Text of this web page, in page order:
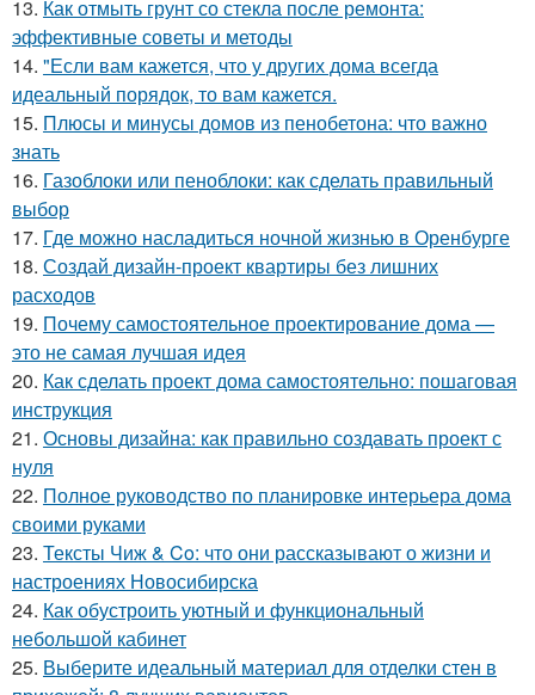
13. Как отмыть грунт со стекла после ремонта:
эффективные советы и методы
14. "Если вам кажется, что у других дома всегда
идеальный порядок, то вам кажется.
15. Плюсы и минусы домов из пенобетона: что важно
знать
16. Газоблоки или пеноблоки: как сделать правильный
выбор
17. Где можно насладиться ночной жизнью в Оренбурге
18. Создай дизайн-проект квартиры без лишних
расходов
19. Почему самостоятельное проектирование дома —
это не самая лучшая идея
20. Как сделать проект дома самостоятельно: пошаговая
инструкция
21. Основы дизайна: как правильно создавать проект с
нуля
22. Полное руководство по планировке интерьера дома
своими руками
23. Тексты Чиж & Co: что они рассказывают о жизни и
настроениях Новосибирска
24. Как обустроить уютный и функциональный
небольшой кабинет
25. Выберите идеальный материал для отделки стен в